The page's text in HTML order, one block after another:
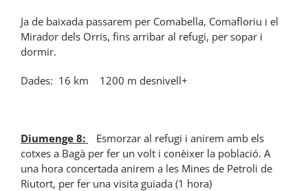
Ja de baixada passarem per Comabella, Comafloriu i el
Mirador dels Orris, fins arribar al refugi, per sopar i
dormir.
Dades: 16 km 1200 m desnivell+
Diumenge 8:
Esmorzar al refugi i anirem amb els
cotxes a Bagà per fer un volt i conèixer la població. A
una hora concertada anirem a les Mines de Petroli de
Riutort, per fer una visita guiada (1 hora)